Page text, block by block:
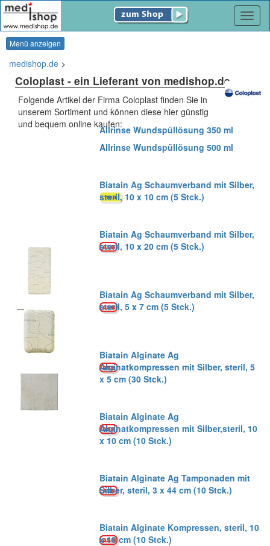
Menü anzeigen
medishop.de >
Coloplast - ein Lieferant von medishop.de
Folgende Artikel der Firma Coloplast finden Sie in
unserem Sortiment und können diese hier günstig
und bequem online kaufen:Allrinse Wundspüllösung 350 ml
Allrinse Wundspüllösung 500 ml
Biatain Ag Schaumverband mit Silber,
steril, 10 x 10 cm (5 Stck.)
Biatain Ag Schaumverband mit Silber,
steril, 10 x 20 cm (5 Stck.)
Biatain Ag Schaumverband mit Silber,
steril, 5 x 7 cm (5 Stck.)
Biatain Alginate Ag
Alginatkompressen mit Silber, steril, 5
x 5 cm (30 Stck.)
Biatain Alginate Ag
Alginatkompressen mit Silber,steril, 10
x 10 cm (10 Stck.)
Biatain Alginate Ag Tamponaden mit
Silber, steril, 3 x 44 cm (10 Stck.)
Biatain Alginate Kompressen, steril, 10
x 10 cm (10 Stck.)